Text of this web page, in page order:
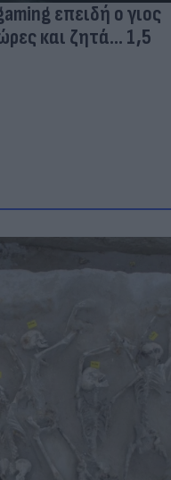
επειδή ο γιος
και ζητά... 1,5